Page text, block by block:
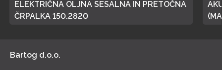
ELEKTRIČNA OLJNA SESALNA IN PRETOČNA
ČRPALKA 150.2820
Bartog d.o.o.